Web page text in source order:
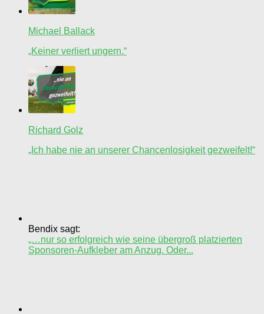
Michael Ballack
„Keiner verliert ungern.“
Richard Golz
„Ich habe nie an unserer Chancenlosigkeit gezweifelt!“
Bendix sagt:
„…nur so erfolgreich wie seine übergroß platzierten
Sponsoren-Aufkleber am Anzug. Oder...